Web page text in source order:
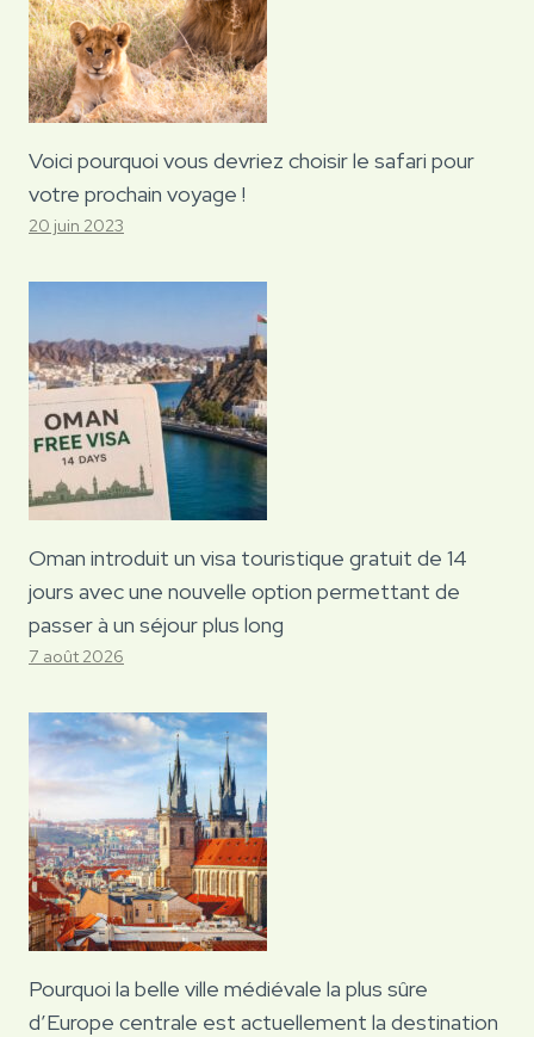
Voici pourquoi vous devriez choisir le safari pour
votre prochain voyage !
20 juin 2023
Oman introduit un visa touristique gratuit de 14
jours avec une nouvelle option permettant de
passer à un séjour plus long
7 août 2026
Pourquoi la belle ville médiévale la plus sûre
d’Europe centrale est actuellement la destination